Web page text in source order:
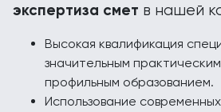
экспертиза смет в нашей
Высокая квалификация
значительным
профильным образованием.
Использование